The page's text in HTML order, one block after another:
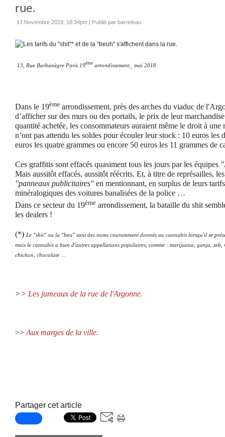
rue.
17 Novembre 2019, 18:34pm | Publié par barreteau
13, Rue Barbanègre Paris 19ème arrondissement_ mai 2018
Dans le 19ème arrondissement, près des arches du viaduc de
d’afficher sur des murs ou des portails, le prix de leur
quantité achetée, les consommateurs auraient même le droit à
n’ont pas attendu les soldes pour écouler leur stock : 10 euros les
euros les quatre grammes ou encore 50 euros les 11 grammes de
Ces graffitis sont effacés quasiment tous les jours par les équipes
Mais aussitôt effacés, aussitôt réécrits. Et, à titre de représailles,
"panneaux publicitaires" en mentionnant, en surplus de leurs
minéralogiques des voitures banalisées de la police …
Dans ce secteur du 19ème arrondissement, la bataille du shit
les dealers !
(*) Le "shit" ou la "beu" sont des noms couramment donnés au cannabis lorsqu'il se
mais le cannabis a bien d'autres appellations populaires, comme : marijuana, ganja, zeb,
chichon, chocolate …
>> Les jumeaux de la rue de l'Argonne.
>> Aux marges de la ville.
Partager cet article